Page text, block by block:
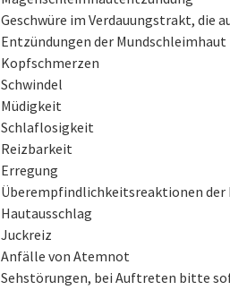
Geschwüre im Verdauungstrakt, die
Entzündungen der Mundschleimhaut
Kopfschmerzen
Schwindel
Müdigkeit
Schlaflosigkeit
Reizbarkeit
Erregung
Überempfindlichkeitsreaktionen der
Hautausschlag
Juckreiz
Anfälle von Atemnot
Sehstörungen, bei Auftreten bitte